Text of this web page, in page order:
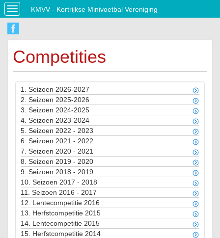
Toggle
navigation
KMVV - Kortrijkse Minivoetbal Vereniging
Competities
1. Seizoen 2026-2027
2. Seizoen 2025-2026
3. Seizoen 2024-2025
4. Seizoen 2023-2024
5. Seizoen 2022 - 2023
6. Seizoen 2021 - 2022
7. Seizoen 2020 - 2021
8. Seizoen 2019 - 2020
9. Seizoen 2018 - 2019
10. Seizoen 2017 - 2018
11. Seizoen 2016 - 2017
12. Lentecompetitie 2016
13. Herfstcompetitie 2015
14. Lentecompetitie 2015
15. Herfstcompetitie 2014